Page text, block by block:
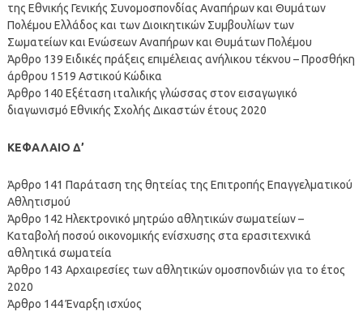
της Εθνικής Γενικής Συνομοσπονδίας Αναπήρων και Θυμάτων
Πολέμου Ελλάδος και των Διοικητικών Συμβουλίων των
Σωματείων και Ενώσεων Αναπήρων και Θυμάτων Πολέμου
Άρθρο 139 Ειδικές πράξεις επιμέλειας ανήλικου τέκνου – Προσθήκη
άρθρου 1519 Αστικού Κώδικα
Άρθρο 140 Εξέταση ιταλικής γλώσσας στον εισαγωγικό
διαγωνισμό Εθνικής Σχολής Δικαστών έτους 2020
ΚΕΦΑΛΑΙΟ Δ’
Άρθρο 141 Παράταση της θητείας της Επιτροπής Επαγγελματικού
Αθλητισμού
Άρθρο 142 Ηλεκτρονικό μητρώο αθλητικών σωματείων –
Καταβολή ποσού οικονομικής ενίσχυσης στα ερασιτεχνικά
αθλητικά σωματεία
Άρθρο 143 Αρχαιρεσίες των αθλητικών ομοσπονδιών για το έτος
2020
Άρθρο 144 Έναρξη ισχύος